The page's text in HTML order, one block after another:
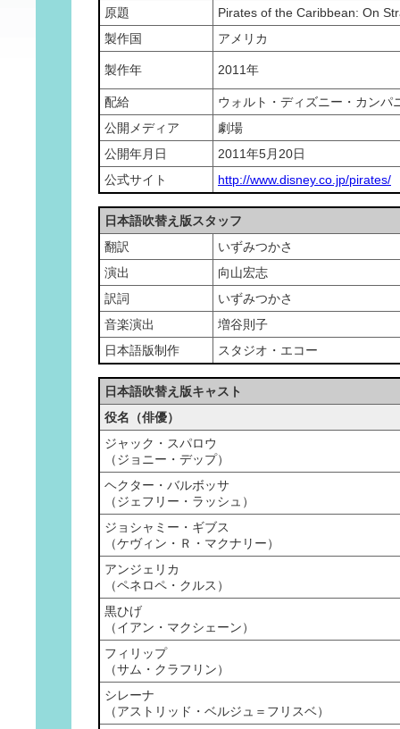
原題
Pirates of the Caribbean: On
製作国
アメリカ
製作年 2011年
配給
ウォルト・ディズニー・カンパ
公開メディア
劇場
公開年月日
2011年5月20日
公式サイト
http://www.disney.co.jp/pirates/
日本語吹替え版スタッフ
翻訳
いずみつかさ
演出
向山宏志
訳詞
いずみつかさ
音楽演出
増谷則子
日本語版制作
スタジオ・エコー
日本語吹替え版キャスト
役名（俳優）
ジャック・スパロウ
（ジョニー・デップ）
ヘクター・バルボッサ
（ジェフリー・ラッシュ）
ジョシャミー・ギブス
（ケヴィン・Ｒ・マクナリー）
アンジェリカ
（ペネロペ・クルス）
黒ひげ
（イアン・マクシェーン）
フィリップ
（サム・クラフリン）
シレーナ
（アストリッド・ベルジュ＝フリスベ）